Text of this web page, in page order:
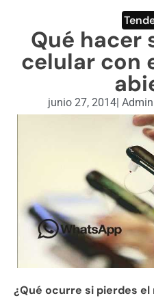
Qué hacer
celular con
junio 27, 2014|
¿Qué ocurre si pierdes el